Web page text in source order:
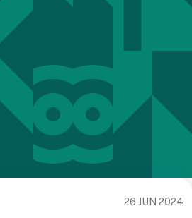
26 JUN 2024